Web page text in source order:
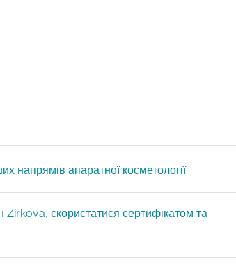
напрямів апаратної косметології
Zirkova, скористатися сертифікатом та